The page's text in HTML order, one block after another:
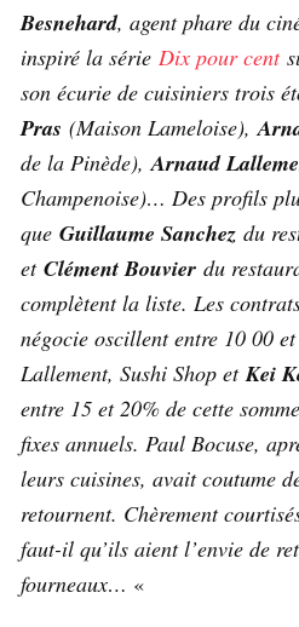
Besnehard, agent phare du
inspiré la série Dix pour cent
son écurie de cuisiniers trois
Pras (Maison Lameloise),
de la Pinède),Arnaud
Champenoise)… Des profils
que Guillaume Sanchez du
et Clément Bouvier du
complètent la liste. Les
négocie oscillent entre 10 00
Lallement, Sushi Shop etKei
entre 15 et 20% de cette
fixes annuels. Paul Bocuse,
leurs cuisines, avait coutume
retournent. Chèrement
faut-il qu’ils aient l’envie de
fourneaux… «